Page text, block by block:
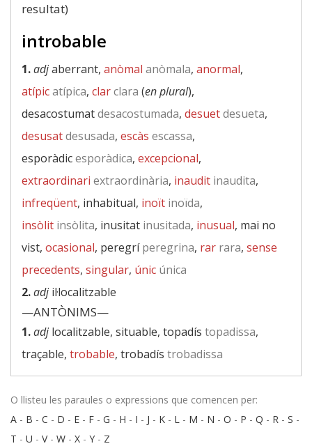
resultat)
introbable
1.adjaberrant, anòmal anòmala, anormal,
atípicatípica, clarclara (en plural),
desacostumatdesacostumada, desuetdesueta,
desusatdesusada, escàs escassa,
esporàdicesporàdica, excepcional,
extraordinari extraordinària, inaudit inaudita,
infreqüent, inhabitual, inoït inoïda,
insòlit insòlita, inusitat inusitada, inusual, mai no
vist, ocasional, peregríperegrina, rar rara, sense
precedents, singular, únic única
2.adjil·localitzable
—ANTÒNIMS—
1.adjlocalitzable, situable, topadís topadissa,
traçable, trobable, trobadís trobadissa
O llisteu les paraules o expressions que comencen per:
A - B - C - D - E - F - G - H - I - J - K - L - M - N - O - P - Q - R - S -
T - U - V- W - X - Y - Z